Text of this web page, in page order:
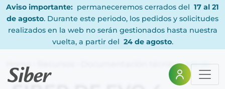
Aviso importante: permaneceremos cerrados del 17 al 21
de agosto. Durante este periodo, los pedidos y solicitudes
realizados en la web no serán gestionados hasta nuestra
vuelta, a partir del 24 de agosto.
Home Documentación técnica Articulo